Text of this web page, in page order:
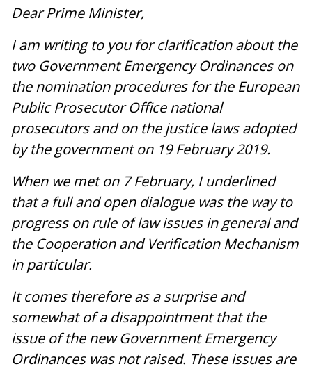
Dear Prime Minister,
I am writing to you for clarification about the
two Government Emergency Ordinances on
the nomination procedures for the European
Public Prosecutor Office national
prosecutors and on the justice laws adopted
by the government on 19 February 2019.
When we met on 7 February, I underlined
that a full and open dialogue was the way to
progress on rule of law issues in general and
the Cooperation and Verification Mechanism
in particular.
It comes therefore as a surprise and
somewhat of a disappointment that the
issue of the new Government Emergency
Ordinances was not raised. These issues are